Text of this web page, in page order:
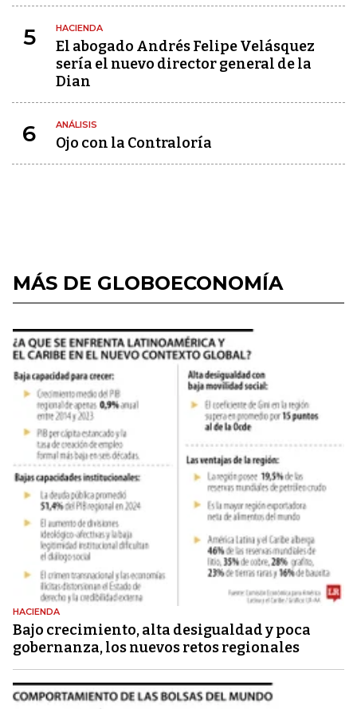
5 HACIENDA
El abogado Andrés Felipe Velásquez
sería el nuevo director general de la
Dian
6 ANÁLISIS
Ojo con la Contraloría
MÁS DE GLOBOECONOMÍA
HACIENDA
Bajo crecimiento, alta desigualdad y poca
gobernanza, los nuevos retos regionales